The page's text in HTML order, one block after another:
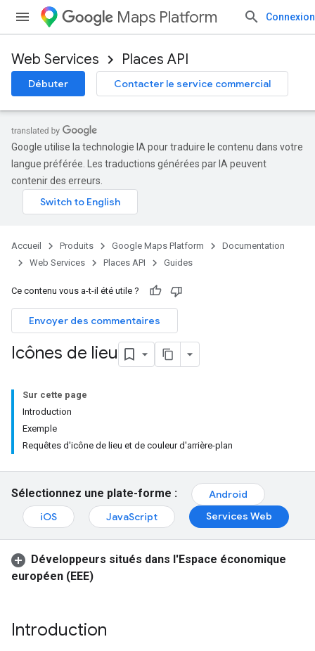
Maps Platform Connexion
Web Services Places API
Débuter Contacter le service commercial
Google utilise la technologie IA pour traduire le contenu dans votre
langue préférée. Les traductions générées par IA peuvent
contenir des erreurs.
Accueil Produits Google Maps Platform
Documentation
Web Services
Places API Guides
Ce contenu vous a-t-il été utile ?
Envoyer des commentaires
Icônes de lieu
Sur cette page
Introduction
Exemple
Requêtes d'icône de lieu et de couleur d'arrière-plan
Sélectionnez une plate-forme :
Android
iOS
JavaScript Services Web
Développeurs situés dans l'Espace économique
européen (EEE)
Introduction